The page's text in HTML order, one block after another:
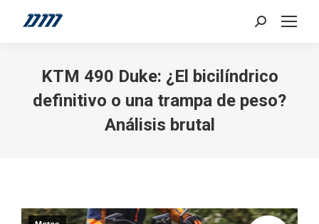
Search:
KTM 490 Duke: ¿El bicilíndrico
definitivo o una trampa de peso?
Análisis brutal